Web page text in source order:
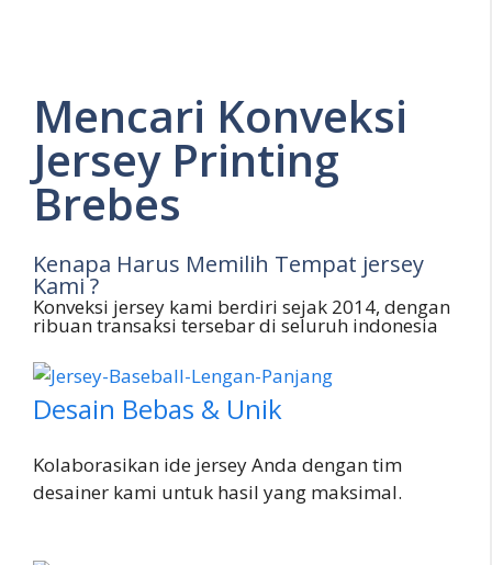
Mencari Konveksi
Jersey Printing
Brebes
Kenapa Harus Memilih Tempat jersey
Kami ?
Konveksi jersey kami berdiri sejak 2014, dengan
ribuan transaksi tersebar di seluruh indonesia
Desain Bebas & Unik
Kolaborasikan ide jersey Anda dengan tim
desainer kami untuk hasil yang maksimal.